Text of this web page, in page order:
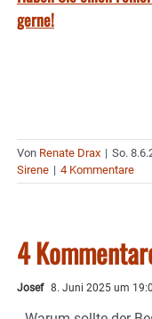
gerne!
Von Renate Drax | So.
Sirene | 4 Kommentare
4
Josef 8. Juni 2025 um